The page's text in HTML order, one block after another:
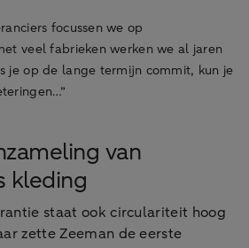
focussen we op
veel fabrieken werken we al jaren
je op de lange termijn commit, kun je
van
kleding
staat ook circulariteit hoog
zette Zeeman de eerste